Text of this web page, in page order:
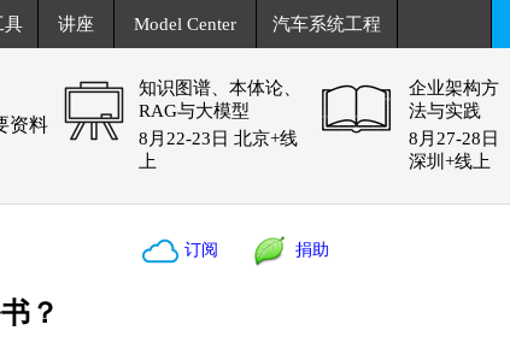
具 讲座 Model Center 汽车系统工程
资料
知识图谱、本体论、
RAG与大模型
8月22-23日 北京+线
上
企业架构方
法与实践
8月27-28日
深圳+线上
订阅 捐助
？